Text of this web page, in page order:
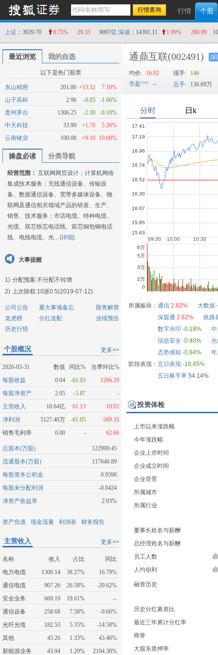
行情 个股
上证 ：3929.70 0.75% 29.35 9097亿 深成 ：14391.11 1.99% 280.99
最近浏览 我的自选
以下是热门股票
东山精密 201.00 +13.32
7.10%
山子高科
2.96 -0.05
-1.66%
贵州茅台
1306.25 -2.30
-0.18%
中天科技
33.99 +1.70
5.26%
云南锗业
100.08 +9.10 10.00%
操盘必读 分类导航
经营范围： 互联网网页设计；计算机网络
集成技术服务；无线通信设备、传输设
备、数据通信设备、宽带多媒体设备、物
联网及通信相关领域产品的研发、生产、
销售、技术服务；市话电缆、特种电缆、
光缆、双芯铁芯电话线、双芯铜包钢电话
线、电线电缆、光... [详细]
大事提醒
1) 分配预案:不分配不转增
2) 上次除权:10派0.5(2019-07-12)
公司公告 重大事项备忘
限售解禁
龙虎榜
分红送配
业绩预告
历史行情
更多>>
个股概况
2026-03-31 数值 同比%
当季环比%
每股收益
0.04 -61.03
1266.29
每股净资产
2.05 -5.87
-
主营收入
10.64亿 61.13
10.02
净利润
5127.40万 -61.05
569.35
销售毛利率
0.00 - 62.66
总股本(万股)
122999.45
流通股本(万股)
117646.89
每股资本公积金
0.9590
每股未分配利润
-0.0424
净资产收益率
2.03%
资产负债 现金流量 利润表 财务报告
更多>>
主营收入
名称 收入 占比
同比
电力电缆
1306.14 38.27%
16.79%
通信电缆
907.26 26.58%
-20.62%
安全业务
669.19 19.61%
--
通信设备
258.68 7.58%
-9.66%
光纤光缆
182.53 5.35%
-14.58%
其他
45.26 1.33%
43.46%
新能源业务
43.94 1.29% 2104.30%
通鼎互联(002491) 深
均价: 16.92 现手:
146
市盈
: -- 总手: 136.69万
所属板块： 通信 2.82% 大数据
深股通 2.62%
铁路
数字水印 -0.18%
中
信息安全 -0.40%
态势感知 -0.84%
阶段表现： 五日表现 -18.45%
五日换手率54.14%
投资体检
上市以来涨跌幅
今年涨跌幅
企业上市时间
企业成立时间
企业背景
所属城市
所属行业
董事长姓名与薪酬
总经理姓名与薪酬
员工人数
人均创利
融资历史
历史分红募资比
最近三年累计分红率
商誉
大股东质押率